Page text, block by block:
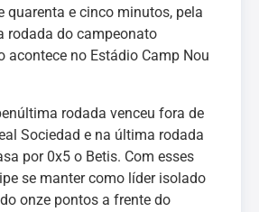
quarenta e cinco minutos, pela
rodada do campeonato
acontece no Estádio Camp Nou
rodada venceu fora de
Sociedad e na última rodada
por 0x5 o Betis. Com esses
se manter como líder isolado
onze pontos a frente do